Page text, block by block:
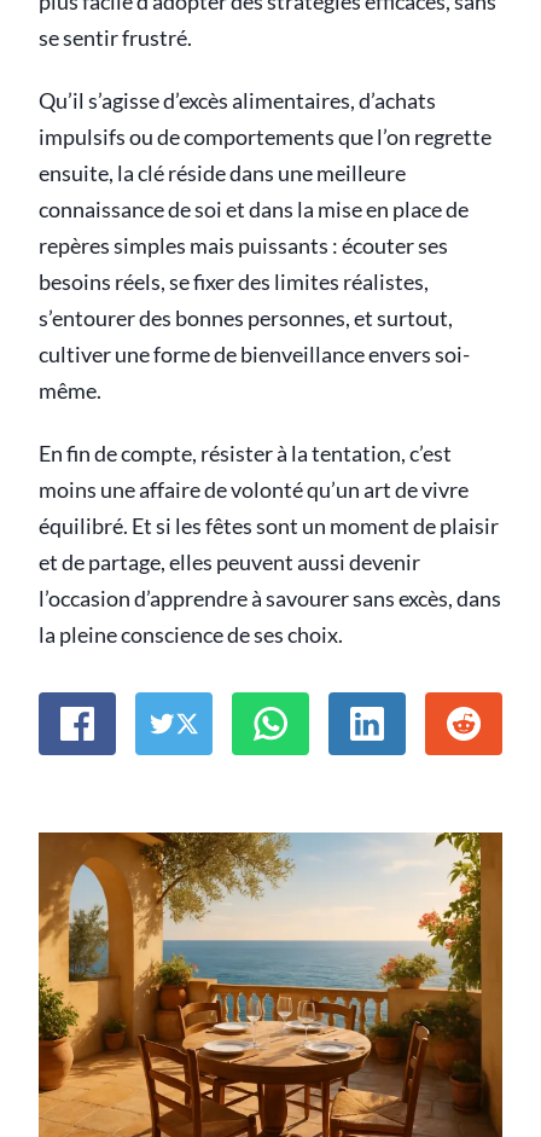
se sentir frustré.
Qu’il s’agisse d’excès alimentaires, d’achats
impulsifs ou de comportements que l’on regrette
ensuite, la clé réside dans une meilleure
connaissance de soi et dans la mise en place de
repères simples mais puissants : écouter ses
besoins réels, se fixer des limites réalistes,
s’entourer des bonnes personnes, et surtout,
cultiver une forme de bienveillance envers soi-
même.
En fin de compte, résister à la tentation, c’est
moins une affaire de volonté qu’un art de vivre
équilibré. Et si les fêtes sont un moment de plaisir
et de partage, elles peuvent aussi devenir
l’occasion d’apprendre à savourer sans excès, dans
la pleine conscience de ses choix.